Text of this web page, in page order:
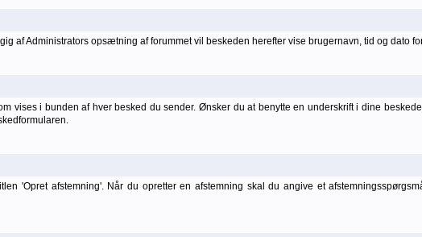
af Administrators opsætning af forummet vil beskeden herefter vise brugernavn, tid og dato
vises i bunden af hver besked du sender. Ønsker du at benytte en underskrift i dine
'Opret afstemning'. Når du opretter en afstemning skal du angive et